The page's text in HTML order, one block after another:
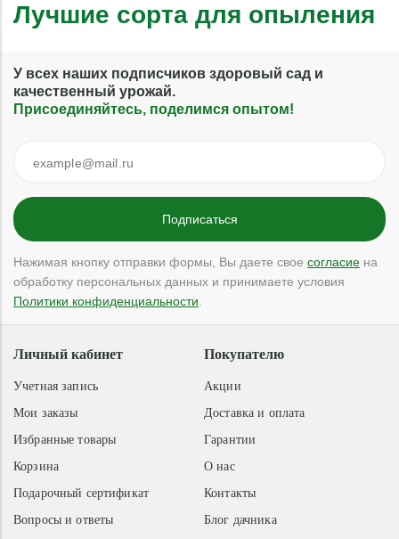
Лучшие сорта для опыления
У всех наших подписчиков здоровый сад и
качественный урожай.
Присоединяйтесь, поделимся опытом!
Нажимая кнопку отправки формы, Вы даете свое согласие на
обработку персональных данных и принимаете условия
Политики конфиденциальности
Покупателю
Акции
Доставка и оплата
Гарантии
О нас
Контакты
Блог дачника
Личный кабинет
Учетная запись
Мои заказы
Избранные товары
Корзина
Подарочный сертификат
Вопросы и ответы